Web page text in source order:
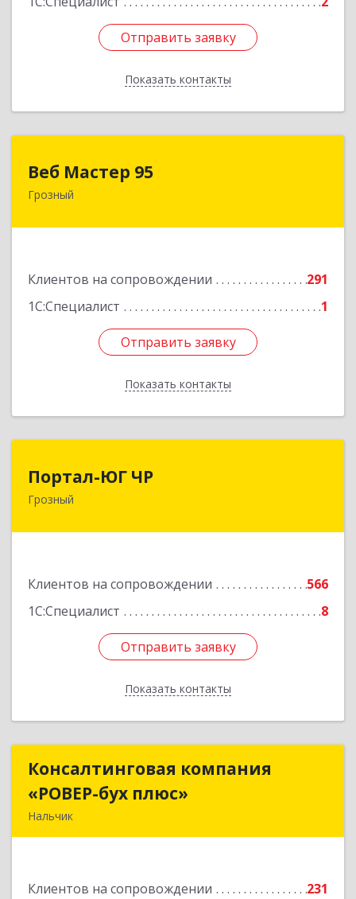
Отправить заявку
Показать контакты
Отправить заявку
Назад
Веб Мастер 95
Грозный
Клиентов на сопровождении
291
1С:Специалист
1
Отправить заявку
Показать контакты
Подробнее
Отправить заявку
Назад
Портал-ЮГ ЧР
Грозный
Клиентов на сопровождении
566
1С:Специалист
8
Отправить заявку
Показать контакты
364906, Чеченская Респ, Грозный г, Путина пр-
Отправить заявку
Назад
Консалтинговая компания
«РОВЕР-бух плюс»
Нальчик
Клиентов на сопровождении
231
Консалтинговая компания
«РОВЕР-бух плюс»
Подробнее